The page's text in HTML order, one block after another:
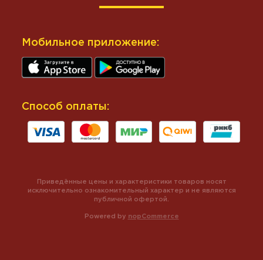
Мобильное приложение:
Способ оплаты:
Powered by nopCommerce
Приведённые цены и характеристики товаров носят
исключительно ознакомительный характер и не являются
публичной офертой.